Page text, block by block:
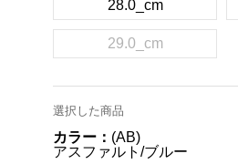
28.0_cm
29.0_cm
選択した商品
カラー： (AB)
アスファルト/ブルー